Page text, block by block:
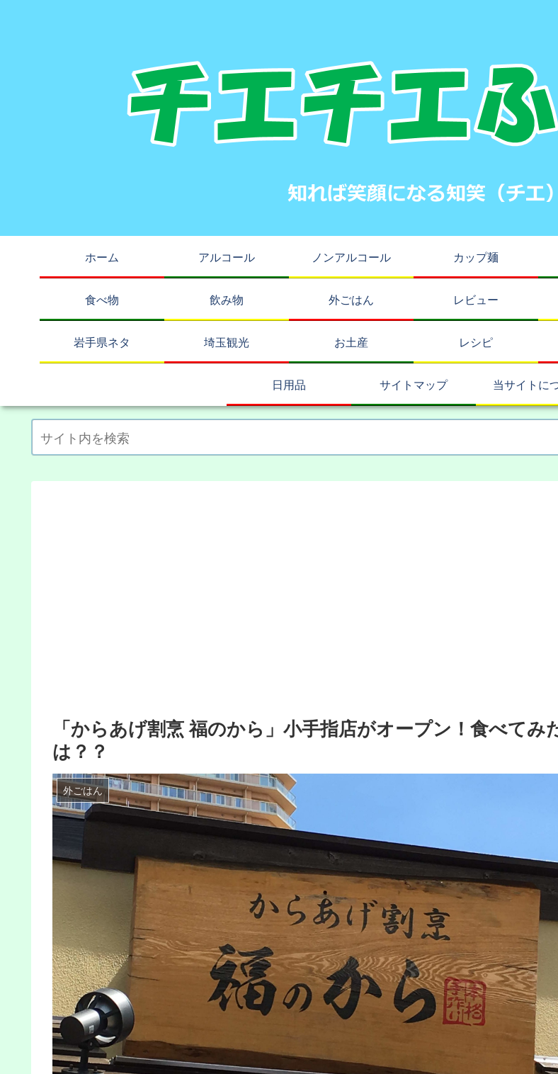
ホーム アルコール ノンアルコール カップ麺
食べ物 飲み物 外ごはん レビュー
岩手県ネタ 埼玉観光 お土産 レシピ
日用品 サイトマップ 当サイトに
「からあげ割烹 福のから」小手指店がオープン！食べてみ
は？？
外ごはん